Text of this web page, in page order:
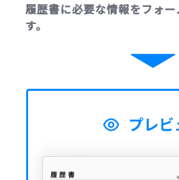
履歴書に必要な情報をフォ
す。